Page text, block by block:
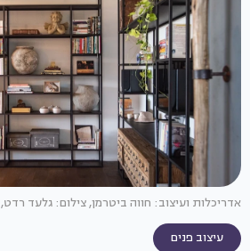
אדריכלות ועיצוב: חווה ביטרמן, צילום: גלעד
עיצוב פנים